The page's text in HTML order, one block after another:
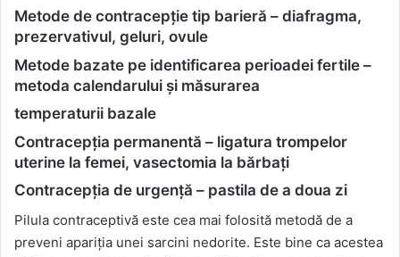
Metode de contracepție tip barieră – diafragma,
prezervativul, geluri, ovule
Metode bazate pe identificarea perioadei fertile –
metoda calendarului și măsurarea
temperaturii bazale
Contracepția permanentă – ligatura trompelor
uterine la femei, vasectomia la bărbați
Contracepția de urgență – pastila de a doua zi
Pilula contraceptivă este cea mai folosită metodă de a
preveni apariția unei sarcini nedorite. Este bine ca acestea